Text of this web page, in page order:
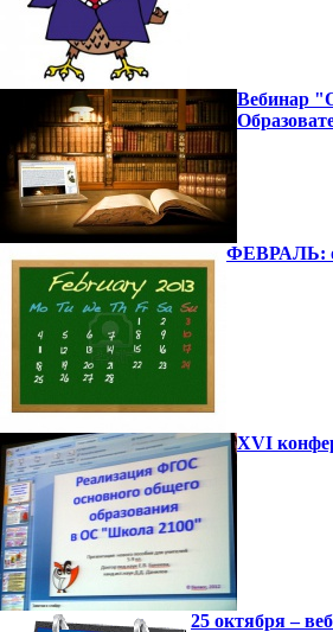
Вебинар
ФЕВРАЛЬ:
XVI
25 октября –